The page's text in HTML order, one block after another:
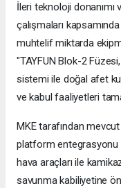
İleri teknoloji donanımı
çalışmaları
muhtelif miktarda
"TAYFUN Blok-2
sistemi ile doğal afet
ve kabul faaliyetleri
MKE tarafından
platform entegrasyonu
hava araçları ile
savunma kabiliyetine